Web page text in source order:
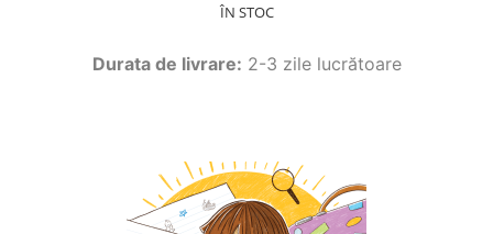
ÎN STOC
Durata de livrare: 2-3 zile lucrătoare